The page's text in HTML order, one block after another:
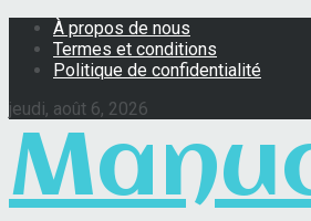
À propos de nous
Termes et conditions
Politique de confidentialité
jeudi, août 6, 2026